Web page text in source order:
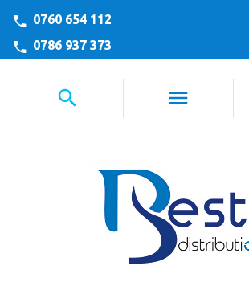
0760 654 112
0786 937 373